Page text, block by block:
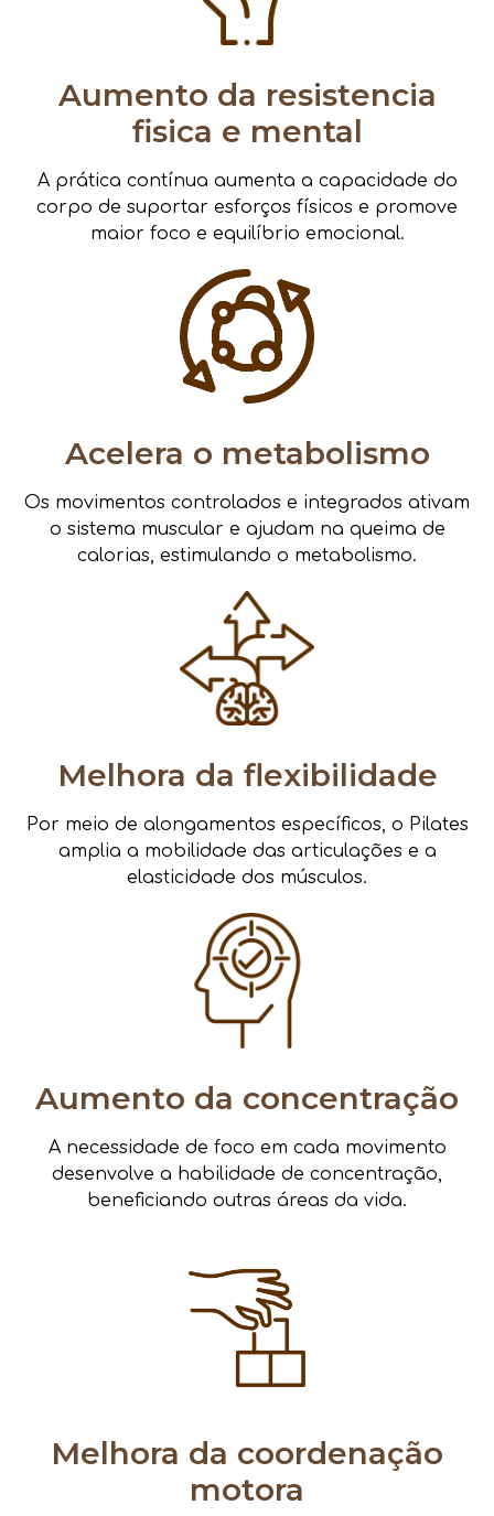
Aumento da resistencia
fisica e mental
A prática contínua aumenta a capacidade do
corpo de suportar esforços físicos e promove
maior foco e equilíbrio emocional.
Acelera o metabolismo
Os movimentos controlados e integrados ativam
o sistema muscular e ajudam na queima de
calorias, estimulando o metabolismo.
Melhora da flexibilidade
Por meio de alongamentos específicos, o Pilates
amplia a mobilidade das articulações e a
elasticidade dos músculos.
Aumento da concentração
A necessidade de foco em cada movimento
desenvolve a habilidade de concentração,
beneficiando outras áreas da vida.
Melhora da coordenação
motora